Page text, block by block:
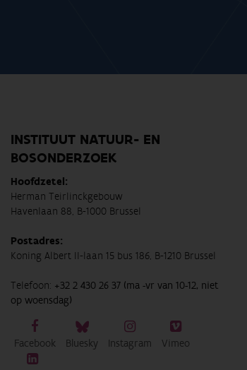
INSTITUUT NATUUR- EN
BOSONDERZOEK
Hoofdzetel:
Herman Teirlinckgebouw
Havenlaan 88, B-1000 Brussel
Postadres:
Koning Albert II-laan 15 bus 186, B-1210 Brussel
Telefoon: +32 2 430 26 37 (ma -vr van 10-12, niet
op woensdag)
Facebook Bluesky Instagram Vimeo